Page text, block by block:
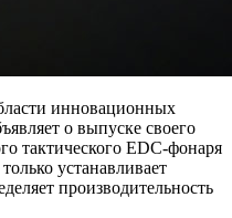
инновационных
о выпуске своего
тактического EDC-фонаря
устанавливает
производительность